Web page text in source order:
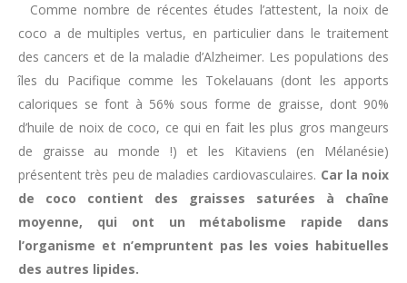
Comme nombre de récentes études l’attestent, la noix de
coco a de multiples vertus, en particulier dans le traitement
des cancers et de la maladie d’Alzheimer. Les populations des
îles du Pacifique comme les Tokelauans (dont les apports
caloriques se font à 56% sous forme de graisse, dont 90%
d’huile de noix de coco, ce qui en fait les plus gros mangeurs
de graisse au monde !) et les Kitaviens (en Mélanésie)
présentent très peu de maladies cardiovasculaires. Car la noix
de coco contient des graisses saturées à chaîne
moyenne, qui ont un métabolisme rapide dans
l’organisme et n’empruntent pas les voies habituelles
des autres lipides.